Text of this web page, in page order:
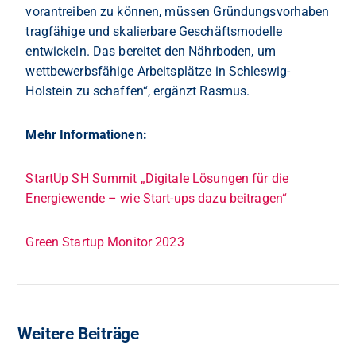
vorantreiben zu können, müssen Gründungsvorhaben
tragfähige und skalierbare Geschäftsmodelle
entwickeln. Das bereitet den Nährboden, um
wettbewerbsfähige Arbeitsplätze in Schleswig-
Holstein zu schaffen“, ergänzt Rasmus.
Mehr Informationen:
StartUp SH Summit „Digitale Lösungen für die
Energiewende – wie Start-ups dazu beitragen“
Green Startup Monitor 2023
Weitere Beiträge